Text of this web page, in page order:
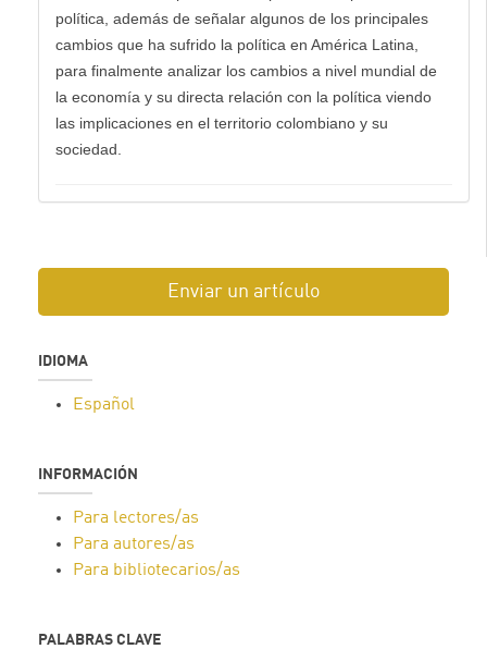
política, además de señalar algunos de los principales
cambios que ha sufrido la política en América Latina,
para finalmente analizar los cambios a nivel mundial de
la economía y su directa relación con la política viendo
las implicaciones en el territorio colombiano y su
sociedad.
Enviar un artículo
IDIOMA
Español
INFORMACIÓN
Para lectores/as
Para autores/as
Para bibliotecarios/as
PALABRAS CLAVE